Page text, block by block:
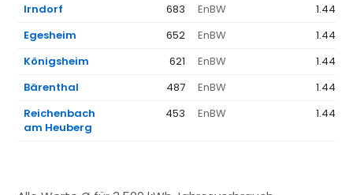
Irndorf
683 EnBW
1.441 €
Egesheim
652 EnBW
1.441 €
Königsheim
621 EnBW
1.441 €
Bärenthal
487 EnBW
1.441 €
Reichenbach
am Heuberg
453 EnBW 1.441 €